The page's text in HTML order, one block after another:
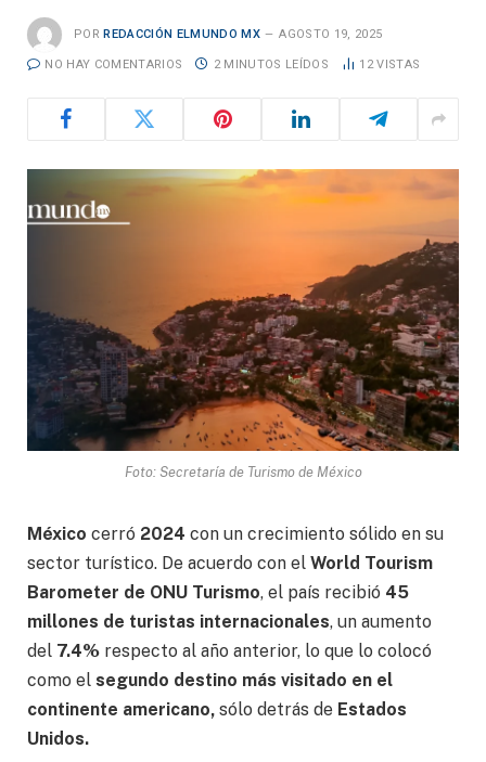
POR REDACCIÓN ELMUNDO MX AGOSTO 19, 2025
NO HAY COMENTARIOS 2 MINUTOS LEÍDOS 12VISTAS
Foto: Secretaría de Turismo de México
México cerró 2024 con un crecimiento sólido en su
sector turístico. De acuerdo con el World Tourism
Barometer de ONU Turismo, el país recibió 45
millones de turistas internacionales, un aumento
del 7.4% respecto al año anterior, lo que lo colocó
como el segundo destino más visitado en el
continente americano, sólo detrás de Estados
Unidos.